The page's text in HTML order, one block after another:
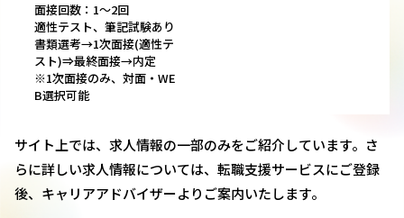
面接回数：1～2回
適性テスト、筆記試験あり
書類選考→1次面接(適性テ
スト)⇒最終面接→内定
※1次面接のみ、対面・WE
B選択可能
サイト上では、求人情報の一部のみをご紹介しています。さ
らに詳しい求人情報については、転職支援サービスにご登録
後、キャリアアドバイザーよりご案内いたします。